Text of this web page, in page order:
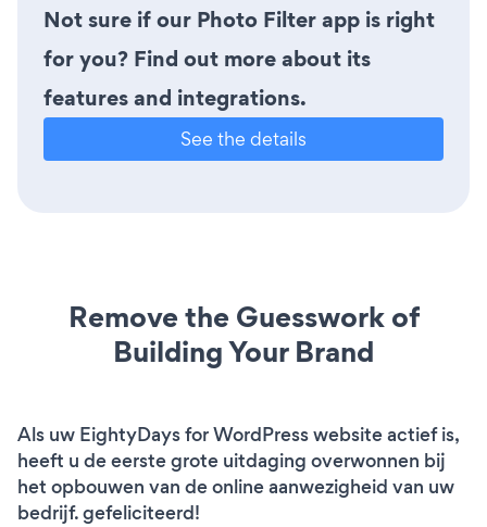
Not sure if our Photo Filter app is right
for you? Find out more about its
features and integrations.
See the details
Remove the Guesswork of
Building Your Brand
Als uw EightyDays for WordPress website actief is,
heeft u de eerste grote uitdaging overwonnen bij
het opbouwen van de online aanwezigheid van uw
bedrijf. gefeliciteerd!